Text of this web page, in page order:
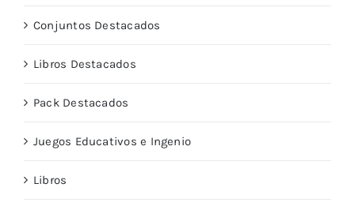
Conjuntos Destacados
Libros Destacados
Pack Destacados
Juegos Educativos e Ingenio
Libros